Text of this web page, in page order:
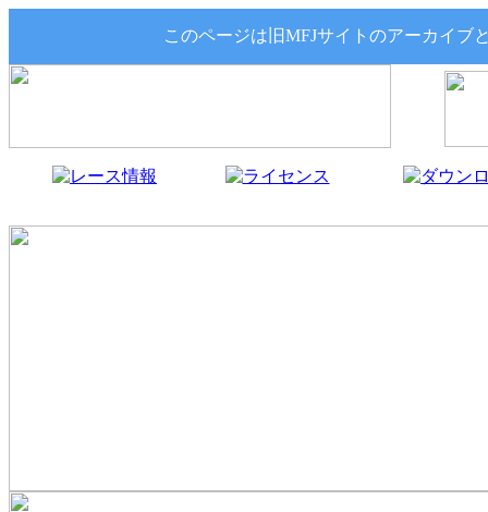
このページは旧MFJサイトのアーカイブ